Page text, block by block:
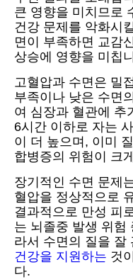
큰 영향을 미치므로
건강 문제를 악화시
면이 부족하면 교감
상승에 영향을 미칩
고혈압과 수면은 밀
부족이나 낮은 수면
여 심장과 혈관에 추
6시간 이하로 자는
이 더 높으며, 이미
합병증의 위험이 크
장기적인 수면 문제
혈압을 정상적으로
결과적으로 만성 피
는 뇌졸중 발생 위험
라서 수면의 질을 잘
건강을 지원하는 것
다.